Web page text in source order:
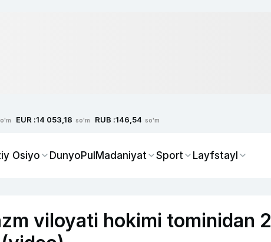
EUR :14 053,18 so'm RUB :146,54 so'm
Osiyo DunyoPulMadaniyat Sport Layfstayl
viloyati hokimi tominidan 2